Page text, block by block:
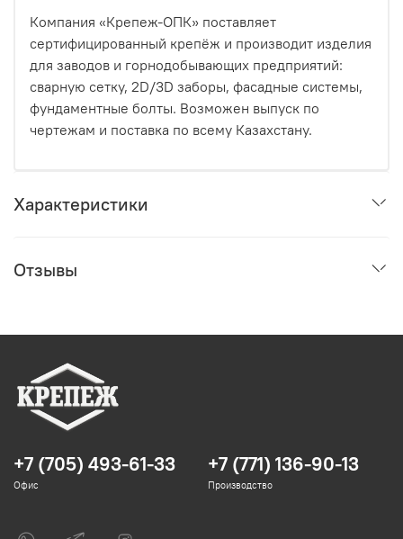
Компания «Крепеж-ОПК» поставляет
сертифицированный крепёж и производит изделия
для заводов и горнодобывающих предприятий:
сварную сетку, 2D/3D заборы, фасадные системы,
фундаментные болты. Возможен выпуск по
чертежам и поставка по всему Казахстану.
Характеристики
Отзывы
+7 (705) 493-61-33
Офис
+7 (771) 136-90-13
Производство